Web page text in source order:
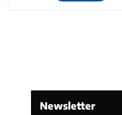
Newsletter